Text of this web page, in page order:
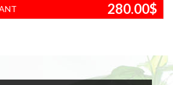
280.00$